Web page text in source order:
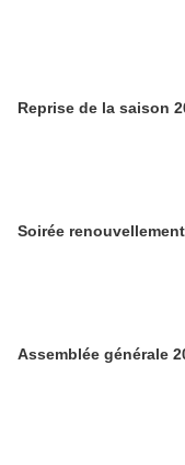
Reprise de la saison
Soirée
Assemblée générale